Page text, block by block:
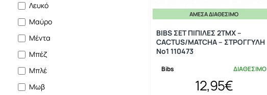
Λευκό
Μαύρο
Μέντα
Μπέζ
Μπλέ
Μωβ
ΆΜΕΣΑ ΔΙΑΘΈΣΙΜΟ
Bibs ΔΙΑΘΕΣΙΜΟ
BIBS ΣΕΤ ΠΙΠΙΛΕΣ 2ΤΜΧ –
CACTUS/MATCHA – ΣΤΡΟΓΓΥΛΗ
No1 110473
12,95€